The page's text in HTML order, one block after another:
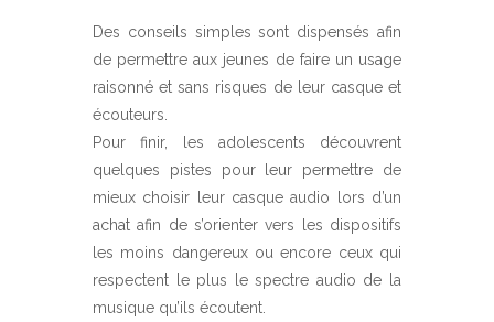
Des conseils simples sont dispensés afin
de permettre aux jeunes de faire un usage
raisonné et sans risques de leur casque et
écouteurs.
Pour finir, les adolescents découvrent
quelques pistes pour leur permettre de
mieux choisir leur casque audio lors d’un
achat afin de s’orienter vers les dispositifs
les moins dangereux ou encore ceux qui
respectent le plus le spectre audio de la
musique qu’ils écoutent.